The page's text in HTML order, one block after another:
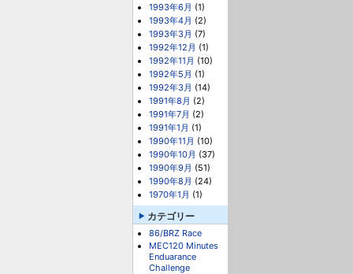
1993年6月 (1)
1993年4月 (2)
1993年3月 (7)
1992年12月 (1)
1992年11月 (10)
1992年5月 (1)
1992年3月 (14)
1991年8月 (2)
1991年7月 (2)
1991年1月 (1)
1990年11月 (10)
1990年10月 (37)
1990年9月 (51)
1990年8月 (24)
1970年1月 (1)
カテゴリー
86/BRZ Race
MEC120 Minutes
Enduarance
Challenge